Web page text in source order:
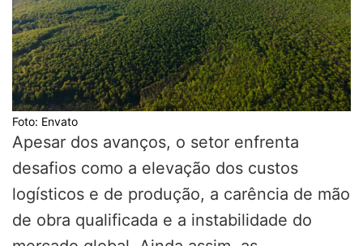
Foto: Envato
Apesar dos avanços, o setor enfrenta
desafios como a elevação dos custos
logísticos e de produção, a carência de mão
de obra qualificada e a instabilidade do